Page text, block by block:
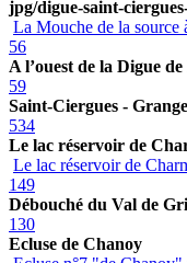
jpg/digue-saint-
La Mouche de la source
56
A l’ouest de la Digue
59
Saint-Ciergues -
534
Le lac réservoir de
Le lac réservoir de
149
Débouché du Val de
130
Ecluse de Chanoy